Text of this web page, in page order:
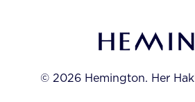
© 2026 Hemington. Her